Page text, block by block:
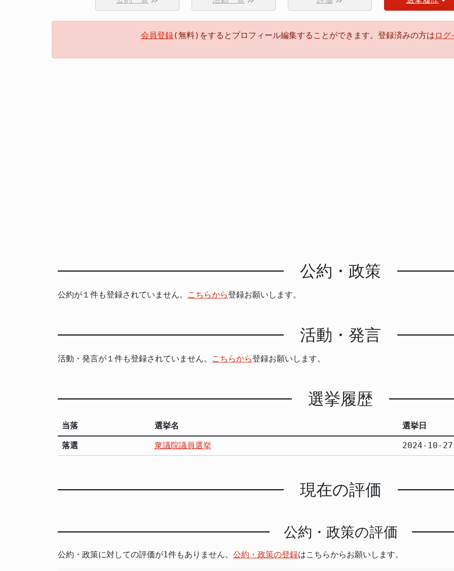
会員登録(無料)をするとプロフィール編集することができます。登録済みの方は ログ
公約・政策
公約が１件も登録されていません。 こちらから登録お願いします。
活動・発言
活動・発言が１件も登録されていません。 こちらから登録お願いします。
選挙履歴
当落 選挙名 選挙日
落選 衆議院議員選挙 2024-10-27
現在の評価
公約・政策の評価
公約・政策に対しての評価が1件もありません。 公約・政策の登録はこちらからお願いします。